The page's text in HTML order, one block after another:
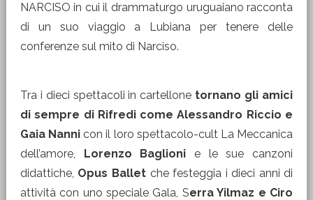
NARCISO in cui il drammaturgo uruguaiano racconta
di un suo viaggio a Lubiana per tenere delle
conferenze sul mito di Narciso.
Tra i dieci spettacoli in cartellone tornano gli amici
di sempre di Rifredi come Alessandro Riccio e
Gaia Nannicon il loro spettacolo-cult La Meccanica
dell’amore, Lorenzo Baglioni e le sue canzoni
didattiche, Opus Ballet che festeggia i dieci anni di
attività con uno speciale Gala, Serra Yilmaz e Ciro